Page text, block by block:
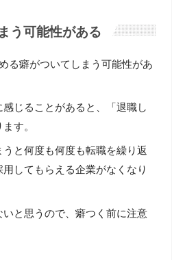
う可能性がある
る癖がついてしまう可能性があ
じることがあると、「退職し
す。
と何度も何度も転職を繰り返
してもらえる企業がなくなり
と思うので、癖つく前に注意